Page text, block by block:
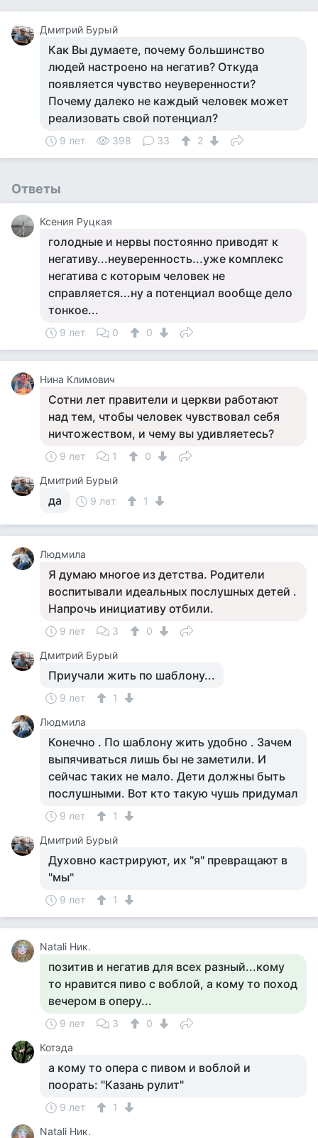
Дмитрий Бурый
Как Вы думаете, почему большинство
людей настроено на негатив? Откуда
появляется чувство неуверенности?
Почему далеко не каждый человек может
реализовать свой потенциал?
9 лет 398 33 2
Ответы
Ксения Руцкая
голодные и нервы постоянно приводят к
негативу...неуверенность...уже комплекс
негатива с которым человек не
справляется...ну а потенциал вообще дело
тонкое...
9 лет 0 0
Нина Климович
Сотни лет правители и церкви работают
над тем, чтобы человек чувствовал себя
ничтожеством, и чему вы удивляетесь?
9 лет 1
0
Дмитрий Бурый
да 9 лет 1
Людмила
Я думаю многое из детства. Родители
воспитывали идеальных послушных детей .
Напрочь инициативу отбили.
9 лет 3
0
Дмитрий Бурый
Приучали жить по шаблону...
9 лет
1
Людмила
Конечно . По шаблону жить удобно . Зачем
выпячиваться лишь бы не заметили. И
сейчас таких не мало. Дети должны быть
послушными. Вот кто такую чушь придумал
9 лет
1
Дмитрий Бурый
Духовно кастрируют, их "я" превращают в
"мы"
9 лет 1
Natali Ник.
позитив и негатив для всех разный...кому
то нравится пиво с воблой, а кому то поход
вечером в оперу...
9 лет 3
0
Котэда
а кому то опера с пивом и воблой и
поорать: "Казань рулит"
9 лет
1
Natali Ник.